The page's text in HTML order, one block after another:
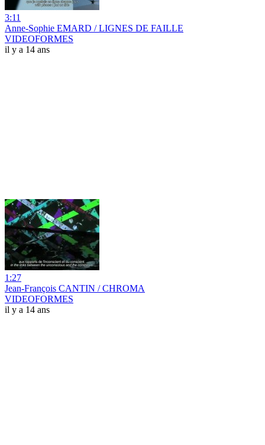
3:11
Anne-Sophie EMARD / LIGNES DE FAILLE
VIDEOFORMES
il y a 14 ans
1:27
Jean-François CANTIN / CHROMA
VIDEOFORMES
il y a 14 ans